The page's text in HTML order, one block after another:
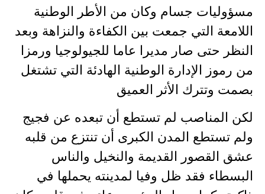
مسؤوليات جسام وكان من الأطر الوطنية
اللامعة التي جمعت بين الكفاءة والنزاهة وبعد
النظر حتى صار مديرا عاما للجيولوجيا ورمزا
من رموز الإدارة الوطنية الهادئة التي تشتغل
بصمت وتترك الأثر العميق
لكن المناصب لم تستطع أن تبعده عن فجيج
ولم تستطع المدن الكبرى أن تنتزع من قلبه
عشق القصور القديمة والنخيل والناس
البسطاء فقد ظل وفيا لمدينته يحملها في